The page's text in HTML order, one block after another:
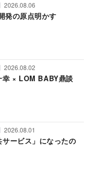
2026.08.06
発の原点明かす
2026.08.02
幸 × LOM BABY鼎談
2026.08.01
ービス」になったの